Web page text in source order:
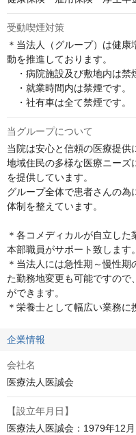
受動喫煙対策
＊当法人（グループ）は健
動を推進しております。
・病院施設及び敷地内は禁
・就業時間内は禁煙です。
・社有車は全て禁煙です。
当グループについて
当院は安心と信頼の医療提供
地域住民の多様な医療ニーズ
を提供しています。
グループ全体で患者さんの為
体制を整えています。
＊各コメディカルが自立し
本部職員がサポート致します。
＊当法人には急性期～慢性
た勤務地変更も可能ですの
ができます。
＊栄養士として幅広い業務に
企業情報
会社名
医療法人医誠会
【設立年月日】
医療法人医誠会：1979年12